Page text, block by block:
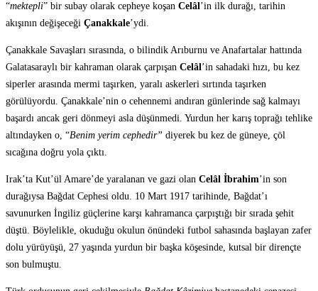
“mektepli” bir subay olarak cepheye koşan Celâl’in ilk durağı, tarihin
akışının değişeceği Çanakkale’ydi.
Çanakkale Savaşları sırasında, o bilindik Arıburnu ve Anafartalar hattında
Galatasaraylı bir kahraman olarak çarpışan Celâl’in sahadaki hızı, bu kez
siperler arasında mermi taşırken, yaralı askerleri sırtında taşırken
görülüyordu. Çanakkale’nin o cehennemi andıran günlerinde sağ kalmayı
başardı ancak geri dönmeyi asla düşünmedi. Yurdun her karış toprağı tehlike
altındayken o, “Benim yerim cephedir” diyerek bu kez de güneye, çöl
sıcağına doğru yola çıktı.
Irak’ta Kut’ül Amare’de yaralanan ve gazi olan Celâl İbrahim’in son
durağıysa Bağdat Cephesi oldu. 10 Mart 1917 tarihinde, Bağdat’ı
savunurken İngiliz güçlerine karşı kahramanca çarpıştığı bir sırada şehit
düştü. Böylelikle, okuduğu okulun önündeki futbol sahasında başlayan zafer
dolu yürüyüşü, 27 yaşında yurdun bir başka köşesinde, kutsal bir dirençte
son bulmuştu.